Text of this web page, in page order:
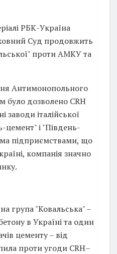
РБК-Україна
Суд продовжить
проти АМКУ та
Антимонопольного
було дозволено CRH
італійської
цемент" і "Південь-
підприємствами, що
компанія значно
група "Ковальська" –
в Україні та один
цементу – від
проти угоди CRH–